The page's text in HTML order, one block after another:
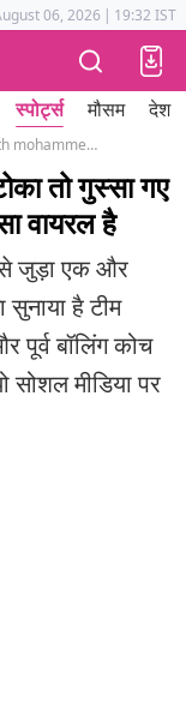
Tak Astrotak
06, 2026 | 19:32 IST
स्पोर्ट्स मौसम देश
Ravi shastri reveals chat with mohammed shami Biryani story bharat arun
तो गुस्सा गए
वायरल है
जुड़ा एक और
है टीम
पूर्व बॉलिंग कोच
मीडिया पर